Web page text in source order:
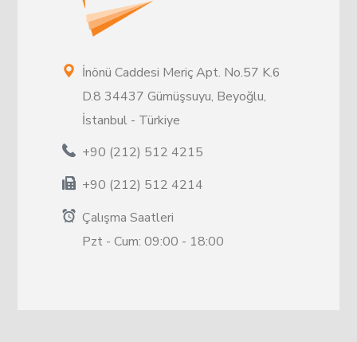
İnönü Caddesi Meriç Apt. No.57 K.6
D.8 34437 Gümüşsuyu, Beyoğlu,
İstanbul - Türkiye
+90 (212) 512 4215
+90 (212) 512 4214
Çalışma Saatleri
Pzt - Cum: 09:00 - 18:00